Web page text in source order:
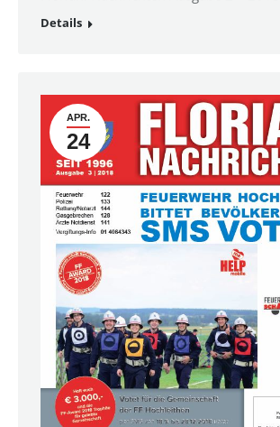
Details
APR.
24